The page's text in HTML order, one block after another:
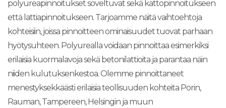
polyureapinnoitukset soveltuvat sekä kattopinnoitukseen
että lattiapinnoitukseen. Tarjoamme näitä vaihtoehtoja
kohteisiin, joissa pinnoitteen ominaisuudet tuovat parhaan
hyötysuhteen. Polyurealla voidaan pinnoittaa esimerkiksi
erilaisia kuormalavoja sekä betonilattioita ja parantaa näin
niiden kulutuksenkestoa. Olemme pinnoittaneet
menestyksekkäästi erilaisia teollisuuden kohteita Porin,
Rauman, Tampereen, Helsingin ja muun